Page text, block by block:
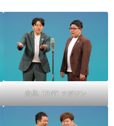
出典: FANY マガジン